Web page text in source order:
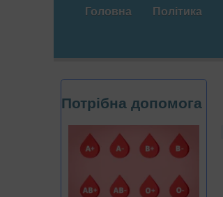
Головна Політика
Потрібна допомога